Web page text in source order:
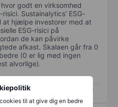
til at give dig en bedre
godt en virksomhed
Sustainalytics’ ESG-
at hjælpe investorer med at
ESG-risici på
de kan påvirke
afkast. Skalaen går fra 0
(0 er lig med ingen
alvorlige).
/